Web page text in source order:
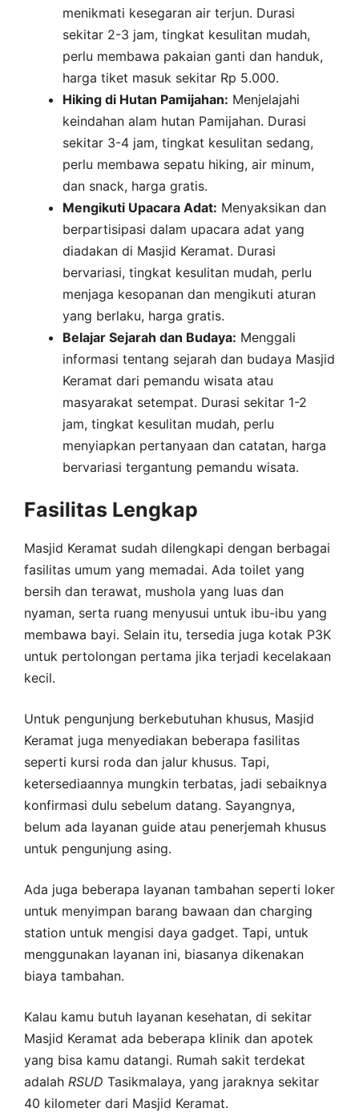
menikmati kesegaran air terjun. Durasi
sekitar 2-3 jam, tingkat kesulitan mudah,
perlu membawa pakaian ganti dan handuk,
harga tiket masuk sekitar Rp 5.000.
Hiking di Hutan Pamijahan: Menjelajahi
keindahan alam hutan Pamijahan. Durasi
sekitar 3-4 jam, tingkat kesulitan sedang,
perlu membawa sepatu hiking, air minum,
dan snack, harga gratis.
Mengikuti Upacara Adat: Menyaksikan dan
berpartisipasi dalam upacara adat yang
diadakan di Masjid Keramat. Durasi
bervariasi, tingkat kesulitan mudah, perlu
menjaga kesopanan dan mengikuti aturan
yang berlaku, harga gratis.
Belajar Sejarah dan Budaya: Menggali
informasi tentang sejarah dan budaya Masjid
Keramat dari pemandu wisata atau
masyarakat setempat. Durasi sekitar 1-2
jam, tingkat kesulitan mudah, perlu
menyiapkan pertanyaan dan catatan, harga
bervariasi tergantung pemandu wisata.
Fasilitas Lengkap
Masjid Keramat sudah dilengkapi dengan berbagai
fasilitas umum yang memadai. Ada toilet yang
bersih dan terawat, mushola yang luas dan
nyaman, serta ruang menyusui untuk ibu-ibu yang
membawa bayi. Selain itu, tersedia juga kotak P3K
untuk pertolongan pertama jika terjadi kecelakaan
kecil.
Untuk pengunjung berkebutuhan khusus, Masjid
Keramat juga menyediakan beberapa fasilitas
seperti kursi roda dan jalur khusus. Tapi,
ketersediaannya mungkin terbatas, jadi sebaiknya
konfirmasi dulu sebelum datang. Sayangnya,
belum ada layanan guide atau penerjemah khusus
untuk pengunjung asing.
Ada juga beberapa layanan tambahan seperti loker
untuk menyimpan barang bawaan dan charging
station untuk mengisi daya gadget. Tapi, untuk
menggunakan layanan ini, biasanya dikenakan
biaya tambahan.
Kalau kamu butuh layanan kesehatan, di sekitar
Masjid Keramat ada beberapa klinik dan apotek
yang bisa kamu datangi. Rumah sakit terdekat
adalah RSUD Tasikmalaya, yang jaraknya sekitar
40 kilometer dari Masjid Keramat.